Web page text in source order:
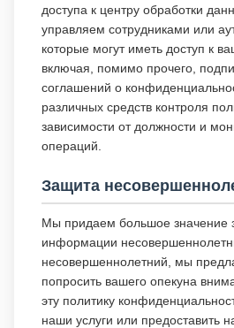
доступа к центру обработки
управляем сотрудниками или
которые могут иметь доступ к
включая, помимо прочего,
соглашений о
различных средств контроля
зависимости от должности и
операций.
Защита
Мы придаем большое значение
информации
несовершеннолетний, мы
попросить вашего опекуна
эту политику
наши услуги или предоставить